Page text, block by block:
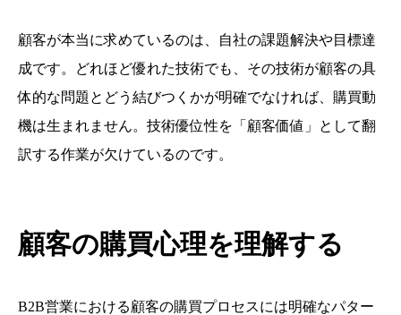
顧客が本当に求めているのは、自社の課題解決や目標達
成です。どれほど優れた技術でも、その技術が顧客の具
体的な問題とどう結びつくかが明確でなければ、購買動
機は生まれません。技術優位性を「顧客価値」として翻
訳する作業が欠けているのです。
顧客の購買心理を理解する
B2B営業における顧客の購買プロセスには明確なパター